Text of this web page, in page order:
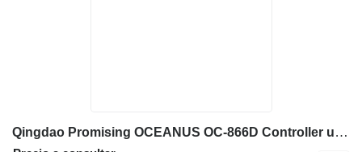
Qingdao Promising OCEANUS OC-866D Controller unidad de control para ZL Loaders cargadora de ruedas